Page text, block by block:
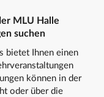
MLU Halle
suchen
bietet Ihnen einen
können in der
oder über die